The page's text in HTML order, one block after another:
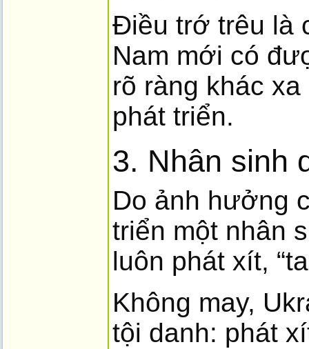
Điều trớ trêu là
Nam mới có
rõ ràng khác
phát triển.
3. Nhân sinh
Do ảnh hưởng
triển một nhân
luôn phát xít,
Không may,
tội danh: phát